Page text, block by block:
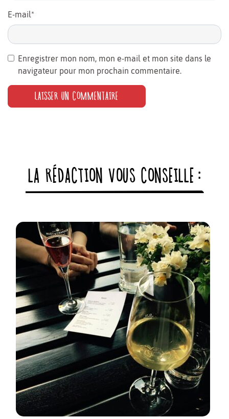
E-mail*
Enregistrer mon nom, mon e-mail et mon site dans le
navigateur pour mon prochain commentaire.
LA RÉDACTION VOUS CONSEILLE :